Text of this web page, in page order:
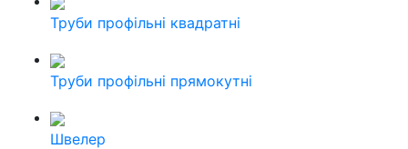
Труби профільні квадратні
Труби профільні прямокутні
Швелер